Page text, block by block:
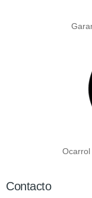
Ocarrol
Contacto